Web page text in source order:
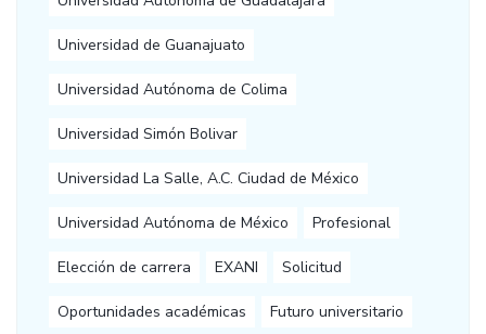
Universidad de Guanajuato
Universidad Autónoma de Colima
Universidad Simón Bolivar
Universidad La Salle, A.C. Ciudad de México
Universidad Autónoma de México Profesional
Elección de carrera EXANI Solicitud
Oportunidades académicas Futuro universitario